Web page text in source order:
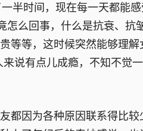
半时间，现在每一天都能
么回事，什么是抗衰、抗
等等，这时候突然能够理
说有点儿成瘾，不知不觉
都因为各种原因联系得比